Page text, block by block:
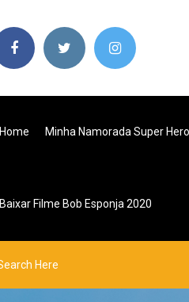
Home Minha Namorada Super
Baixar Filme Bob Esponja 2020